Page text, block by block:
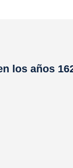
los años